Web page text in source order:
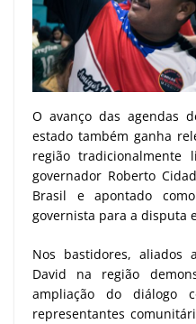
O avanço das agendas
estado também ganha
região
governador Roberto
Brasil e apontado
governista para a disputa
Nos bastidores, aliados
David na região
ampliação do diálogo
representantes